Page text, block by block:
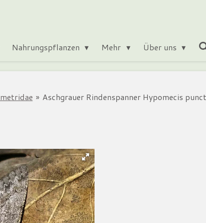
Nahrungspflanzen Mehr Über uns
» Aschgrauer Rindenspanner Hypomecis